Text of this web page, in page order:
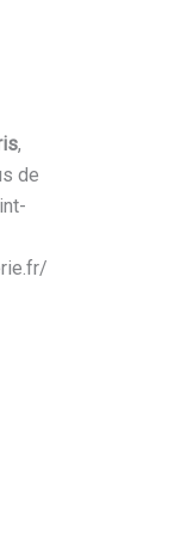
,
de